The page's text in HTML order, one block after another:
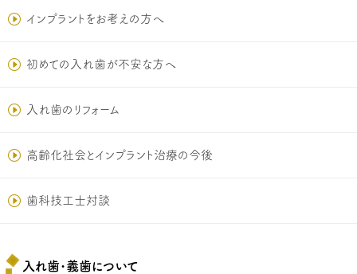
インプラントをお考えの方へ
初めての入れ歯が不安な方へ
入れ歯のリフォーム
高齢化社会とインプラント治療の今後
歯科技工士対談
入れ歯･義歯について